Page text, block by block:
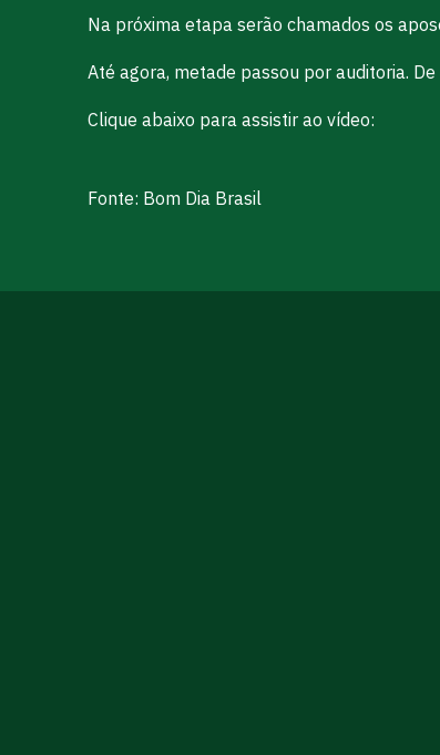
Na próxima etapa serão chamados os
Até agora, metade passou por auditoria.
Clique abaixo para assistir ao vídeo:
Fonte: Bom Dia Brasil